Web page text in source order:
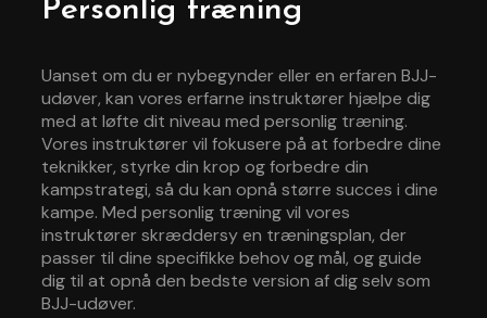
Personlig træning
Uanset om du er nybegynder eller en erfaren BJJ-
udøver, kan vores erfarne instruktører hjælpe dig
med at løfte dit niveau med personlig træning.
Vores instruktører vil fokusere på at forbedre dine
teknikker, styrke din krop og forbedre din
kampstrategi, så du kan opnå større succes i dine
kampe. Med personlig træning vil vores
instruktører skræddersy en træningsplan, der
passer til dine specifikke behov og mål, og guide
dig til at opnå den bedste version af dig selv som
BJJ-udøver.